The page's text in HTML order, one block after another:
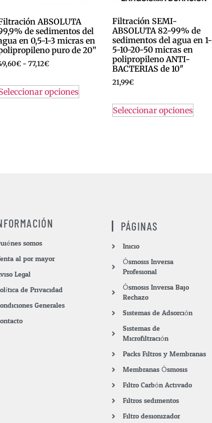
ABSOLUTA
de sedimentos del
en 0,5-1-3 micras en
puro de 20”
€ - 77,12€
opciones
Filtración SEMI-
ABSOLUTA 82-99% de
sedimentos del agua en 1-
5-10-20-50 micras en
polipropileno ANTI-
BACTERIAS de 10″
21,99€
Seleccionar opciones
somos
al por mayor
Legal
de Privacidad
Generales
PÁGINAS
Inicio
Ósmosis Inversa
Profesional
Ósmosis Inversa Bajo
Rechazo
Sistemas de Adsorción
Sistemas de
Microfiltración
Packs Filtros y Membranas
Membranas Ósmosis
Filtro Carbón Activado
Filtros sedimentos
Filtro desionizador